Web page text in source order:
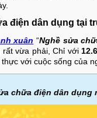
điện dân dụng tại
xuân “Nghề sửa
vừa phải, Chỉ với
với cuộc sống của
chữa điện dân